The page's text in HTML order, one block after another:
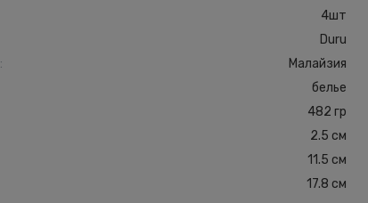
4шт
Duru
:
Малайзия
белье
482 гр
2.5 см
11.5 см
17.8 см